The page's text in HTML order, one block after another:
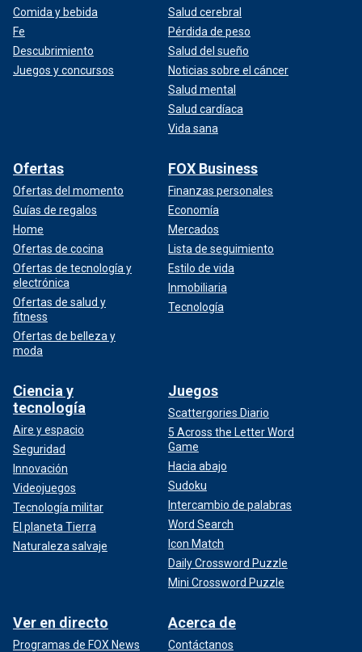
Comida y bebida
Fe
Descubrimiento
Juegos y concursos
Salud cerebral
Pérdida de peso
Salud del sueño
Noticias sobre el cáncer
Salud mental
Salud cardíaca
Vida sana
Ofertas
Ofertas del momento
Guías de regalos
Home
Ofertas de cocina
Ofertas de tecnología y
electrónica
Ofertas de salud y
fitness
Ofertas de belleza y
moda
FOX Business
Finanzas personales
Economía
Mercados
Lista de seguimiento
Estilo de vida
Inmobiliaria
Tecnología
Ciencia y
tecnología
Aire y espacio
Seguridad
Innovación
Videojuegos
Tecnología militar
El planeta Tierra
Naturaleza salvaje
Juegos
Scattergories Diario
5 Across the Letter Word
Game
Hacia abajo
Sudoku
Intercambio de palabras
Word Search
Icon Match
Daily Crossword Puzzle
Mini Crossword Puzzle
Ver en directo
Programas de FOX News
Acerca de
Contáctanos